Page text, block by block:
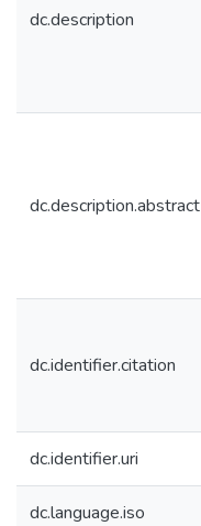
dc.description
dc.description.abstract
dc.identifier.citation
dc.identifier.uri
dc.language.iso